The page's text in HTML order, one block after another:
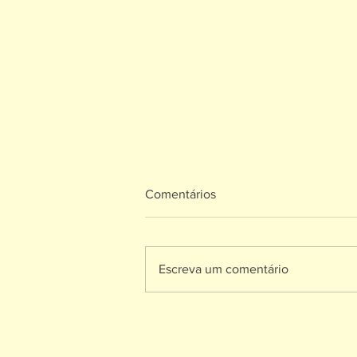
Comentários
Escreva um comentário